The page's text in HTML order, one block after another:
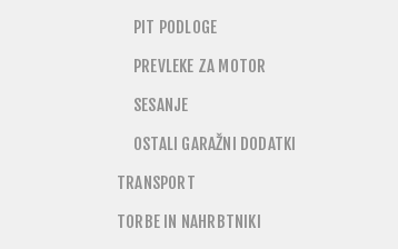
PIT PODLOGE
PREVLEKE ZA MOTOR
SESANJE
OSTALI GARAŽNI DODATKI
TRANSPORT
TORBE IN NAHRBTNIKI